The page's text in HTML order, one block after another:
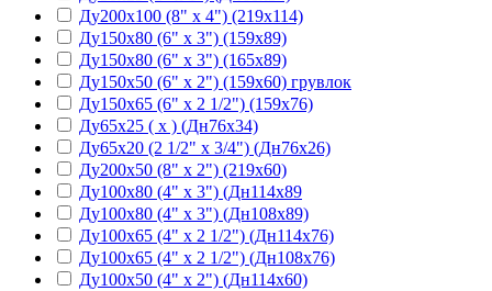
Ду200х100 (8" х 4") (219х114)
Ду150х80 (6" х 3") (159х89)
Ду150х80 (6" х 3") (165х89)
Ду150х50 (6" х 2") (159х60) грувлок
Ду150х65 (6" х 2 1/2") (159х76)
Ду65х25 ( х ) (Дн76х34)
Ду65х20 (2 1/2" х 3/4") (Дн76х26)
Ду200х50 (8" х 2") (219х60)
Ду100х80 (4" х 3") (Дн114х89
Ду100х80 (4" х 3") (Дн108х89)
Ду100х65 (4" х 2 1/2") (Дн114х76)
Ду100х65 (4" х 2 1/2") (Дн108х76)
Ду100х50 (4" х 2") (Дн114х60)